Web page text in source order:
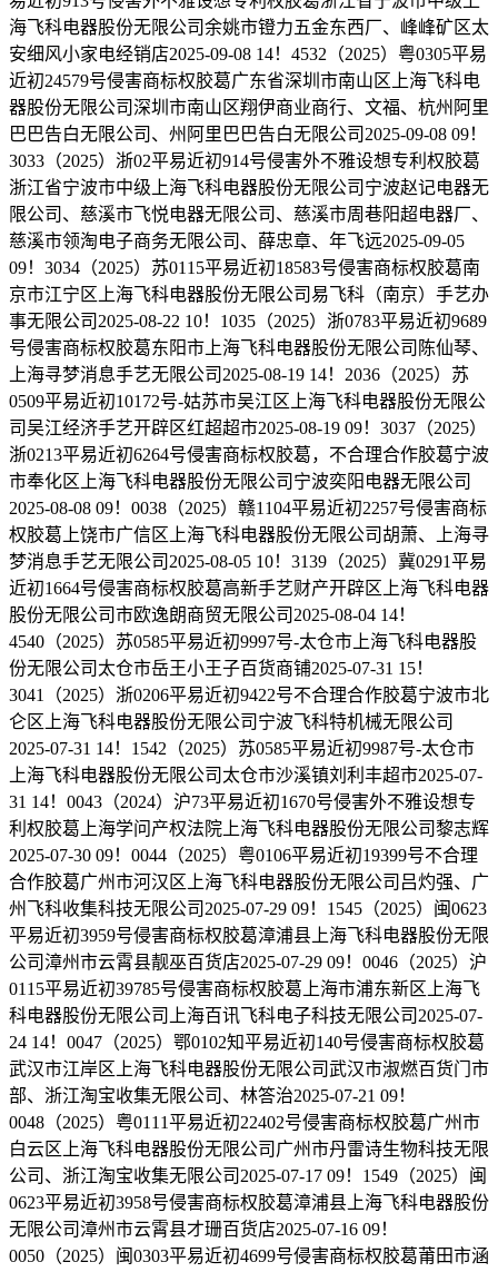
海飞科电器股份无限公司余姚市镫力五金东西厂、峰峰矿区太
安细风小家电经销店2025-09-08 14！4532（2025）粤0305平易
近初24579号侵害商标权胶葛广东省深圳市南山区上海飞科电
器股份无限公司深圳市南山区翔伊商业商行、文福、杭州阿里
巴巴告白无限公司、州阿里巴巴告白无限公司2025-09-08 09！
3033（2025）浙02平易近初914号侵害外不雅设想专利权胶葛
浙江省宁波市中级上海飞科电器股份无限公司宁波赵记电器无
限公司、慈溪市飞悦电器无限公司、慈溪市周巷阳超电器厂、
慈溪市领淘电子商务无限公司、薛忠章、年飞远2025-09-05
09！3034（2025）苏0115平易近初18583号侵害商标权胶葛南
京市江宁区上海飞科电器股份无限公司易飞科（南京）手艺办
事无限公司2025-08-22 10！1035（2025）浙0783平易近初9689
号侵害商标权胶葛东阳市上海飞科电器股份无限公司陈仙琴、
上海寻梦消息手艺无限公司2025-08-19 14！2036（2025）苏
0509平易近初10172号-姑苏市吴江区上海飞科电器股份无限公
司吴江经济手艺开辟区红超超市2025-08-19 09！3037（2025）
浙0213平易近初6264号侵害商标权胶葛，不合理合作胶葛宁波
市奉化区上海飞科电器股份无限公司宁波奕阳电器无限公司
2025-08-08 09！0038（2025）赣1104平易近初2257号侵害商标
权胶葛上饶市广信区上海飞科电器股份无限公司胡萧、上海寻
梦消息手艺无限公司2025-08-05 10！3139（2025）冀0291平易
近初1664号侵害商标权胶葛高新手艺财产开辟区上海飞科电器
股份无限公司市欧逸朗商贸无限公司2025-08-04 14！
4540（2025）苏0585平易近初9997号-太仓市上海飞科电器股
份无限公司太仓市岳王小王子百货商铺2025-07-31 15！
3041（2025）浙0206平易近初9422号不合理合作胶葛宁波市北
仑区上海飞科电器股份无限公司宁波飞科特机械无限公司
2025-07-31 14！1542（2025）苏0585平易近初9987号-太仓市
上海飞科电器股份无限公司太仓市沙溪镇刘利丰超市2025-07-
31 14！0043（2024）沪73平易近初1670号侵害外不雅设想专
利权胶葛上海学问产权法院上海飞科电器股份无限公司黎志辉
2025-07-30 09！0044（2025）粤0106平易近初19399号不合理
合作胶葛广州市河汉区上海飞科电器股份无限公司吕灼强、广
州飞科收集科技无限公司2025-07-29 09！1545（2025）闽0623
平易近初3959号侵害商标权胶葛漳浦县上海飞科电器股份无限
公司漳州市云霄县靓巫百货店2025-07-29 09！0046（2025）沪
0115平易近初39785号侵害商标权胶葛上海市浦东新区上海飞
科电器股份无限公司上海百讯飞科电子科技无限公司2025-07-
24 14！0047（2025）鄂0102知平易近初140号侵害商标权胶葛
武汉市江岸区上海飞科电器股份无限公司武汉市淑燃百货门市
部、浙江淘宝收集无限公司、林答治2025-07-21 09！
0048（2025）粤0111平易近初22402号侵害商标权胶葛广州市
白云区上海飞科电器股份无限公司广州市丹雷诗生物科技无限
公司、浙江淘宝收集无限公司2025-07-17 09！1549（2025）闽
0623平易近初3958号侵害商标权胶葛漳浦县上海飞科电器股份
无限公司漳州市云霄县才珊百货店2025-07-16 09！
0050（2025）闽0303平易近初4699号侵害商标权胶葛莆田市涵